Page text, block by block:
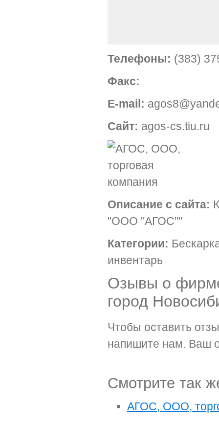
Телефоны: (383)
Факс:
E-mail:
Сайт: agos-cs.tiu.ru
Описание с сайта:
"ООО "АГОС""
Категории:
инвентарь
Озывы о
город
Чтобы оставить
напишите нам. Ваш
Смотрите так
АГОС, ООО,